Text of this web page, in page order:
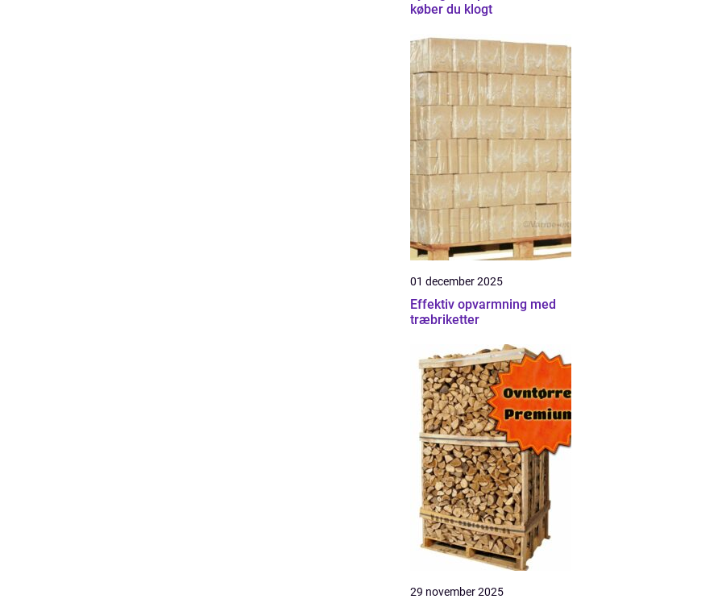
køber du klogt
01 december 2025
Effektiv opvarmning med
træbriketter
29 november 2025